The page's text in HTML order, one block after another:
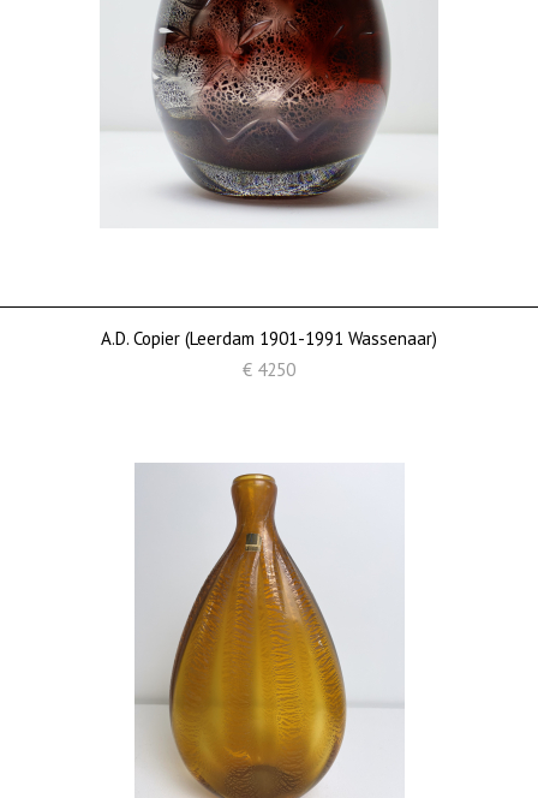
A.D. Copier (Leerdam 1901-1991 Wassenaar)
€ 4250